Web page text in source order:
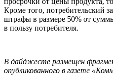
Кроме того, потребительский
штрафы в размере 50% от
в пользу потребителя.
В дайджесте размещен
опубликованного в газете